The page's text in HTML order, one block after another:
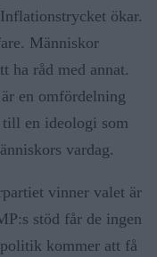
ökar.
Människor
ha råd med annat.
en omfördelning
till en ideologi som
vardag.
vinner valet är
stöd får de ingen
kommer att få